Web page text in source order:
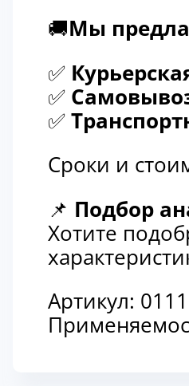
🚚Мы
✅
✅
✅
Сроки и
📌 Подбор
Хотите
Артикул: